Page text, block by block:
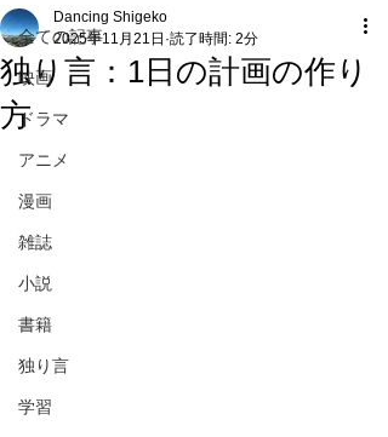
全ての記事
映画
ドラマ
アニメ
漫画
雑誌
小説
書籍
独り言
学習
独り言：1日の計画の作り
方
Dancing Shigeko
2025年11月21日 読了時間: 2分